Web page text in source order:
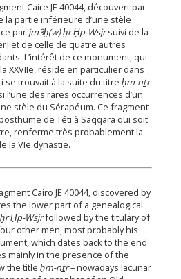
Caire JE 40044, découvert par
la partie inférieure d’une stèle
par jm3ḫ(w) ḫr Ḥp-Wsjrsuivi de la
et de celle de quatre autres
L’intérêt de ce monument, qui
XXVIIe, réside en particulier dans
se trouvait à la suite du titre ḥm-ntr
l’une des rares occurrences d’un
stèle du Sérapéum. Ce fragment
de Téti à Saqqara qui soit
renferme très probablement la
la VIe dynastie.
Cairo JE 40044, discovered by
the lower part of a genealogical
Ḥp-Wsjrfollowed by the titulary of
other men, most probably his
which dates back to the end
mainly in the presence of the
the title ḥm-ntr– nowadays lacunar